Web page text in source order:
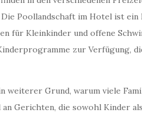
Poollandschaft im Hotel ist
für Kleinkinder und offene
zur Verfügung,
weiterer Grund, warum viele
Gerichten, die sowohl Kinder